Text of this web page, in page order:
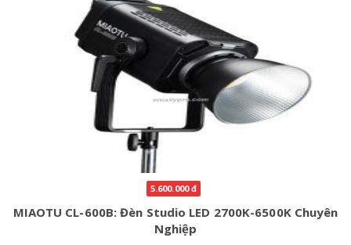
5.600.000 đ
MIAOTU CL-600B: Đèn Studio LED 2700K-6500K Chuyên
Nghiệp